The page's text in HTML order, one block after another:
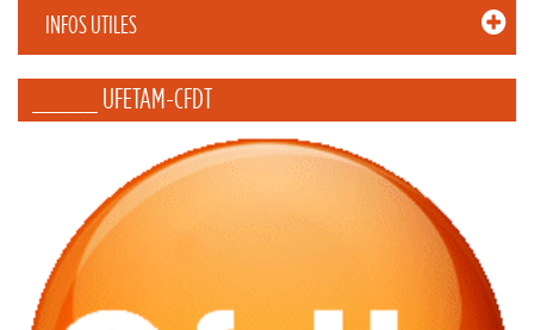
INFOS UTILES
_____ UFETAM-CFDT